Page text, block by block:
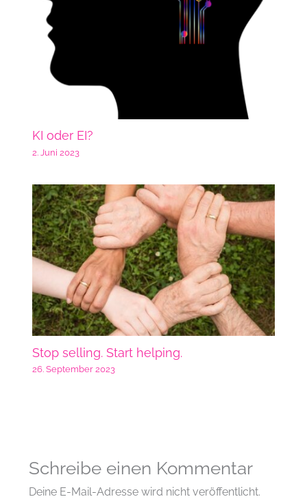
KI oder EI?
2. Juni 2023
Stop selling. Start helping.
26. September 2023
Schreibe einen Kommentar
Deine E-Mail-Adresse wird nicht veröffentlicht.